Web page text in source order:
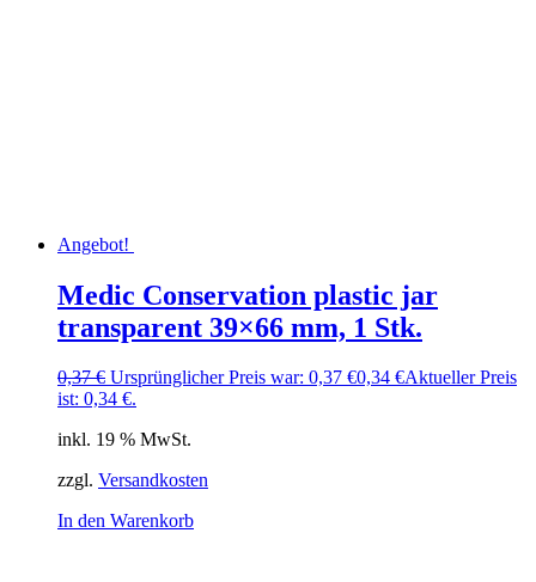
Angebot!
Medic Conservation plastic jar
transparent 39×66 mm, 1 Stk.
0,37€ Ursprünglicher Preis war: 0,37 €0,34 €Aktueller Preis
ist: 0,34 €.
inkl. 19 % MwSt.
zzgl. Versandkosten
In den Warenkorb